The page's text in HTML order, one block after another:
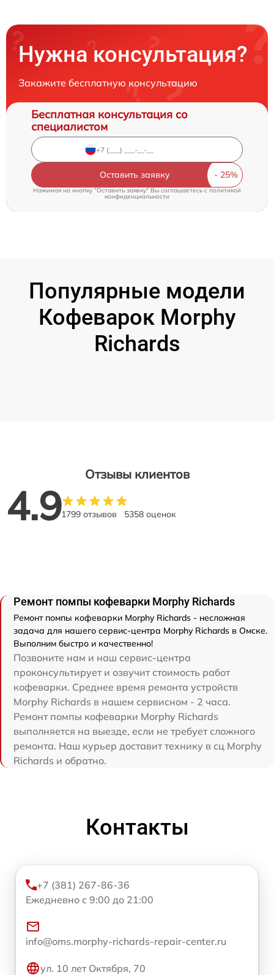
Нужна консультация?
Закажите бесплатную консультацию
Бесплатная консультация со
специалистом
Оставить заявку
Нажимая на кнопку "Оставить заявку" Вы соглашаетесь cполитикой
конфиденциальности
Популярные модели
Кофеварок Morphy
Richards
Отзывы клиентов
4.91799 отзывов 5358 оценок
Ремонт помпы кофеварки Morphy Richards
Ремонт помпы кофеварки Morphy Richards - несложная
задача для нашего сервис-центра Morphy Richards в Омске.
Выполним быстро и качественно!
Позвоните нам и наш сервис-центра
проконсультирует и озвучит стоимость работ
кофеварки. Среднее время ремонта устройств
Morphy Richards в нашем сервисном - 2 часа.
Ремонт помпы кофеварки Morphy Richards
выполняется на выезде, если не требует сложного
ремонта. Наш курьер доставит технику в сц Morphy
Richards и обратно.
Контакты
+7 (381) 267-86-36
Ежедневно с 9:00 до 21:00
info@oms.morphy-richards-repair-center.ru
ул. 10 лет Октября, 70